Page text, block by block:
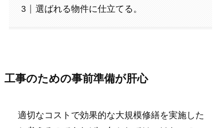
選ばれる物件に仕立てる。
工事のための事前準備が肝心
適切なコストで効果的な大規模修繕を実施した